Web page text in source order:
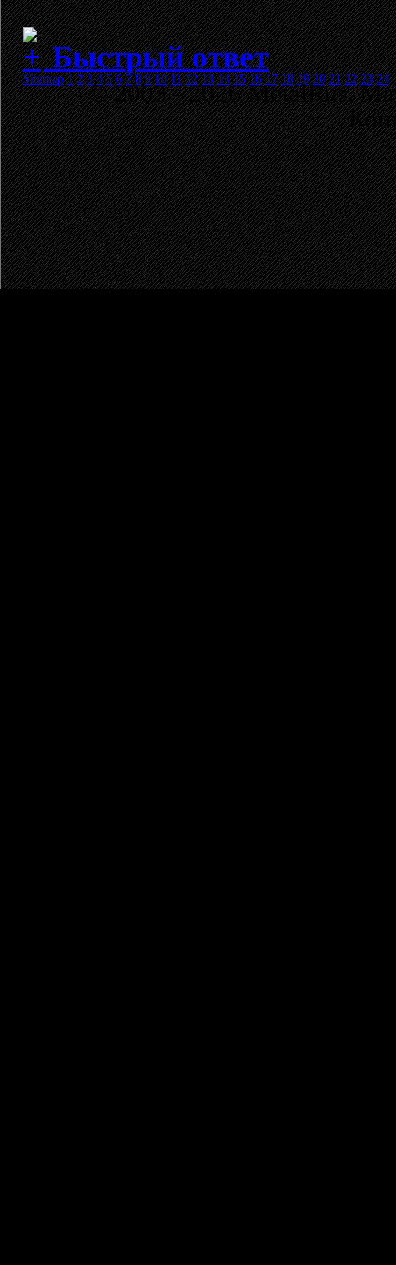
Быстрый ответ
Sitemap 1 2 3 4 5 6 7 8 9 10 11 12 13 14 15 16 17 18 19 20 21 22 23 24
© 2003 - 2026 MetalRus.